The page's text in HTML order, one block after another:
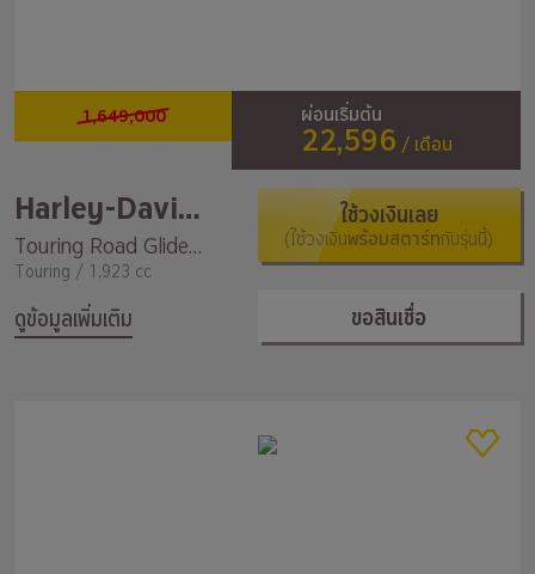
1,649,000 ผ่อนเริ่มต้น
22,596 / เดือน
Harley-Davidson
Touring Road Glide Special ST
Touring / 1,923 cc
ดูข้อมูลเพิ่มเติม
ใช้วงเงินเลย
(ใช้วงเงินพร้อมสตาร์ทกับรุ่นนี้)
ขอสินเชื่อ